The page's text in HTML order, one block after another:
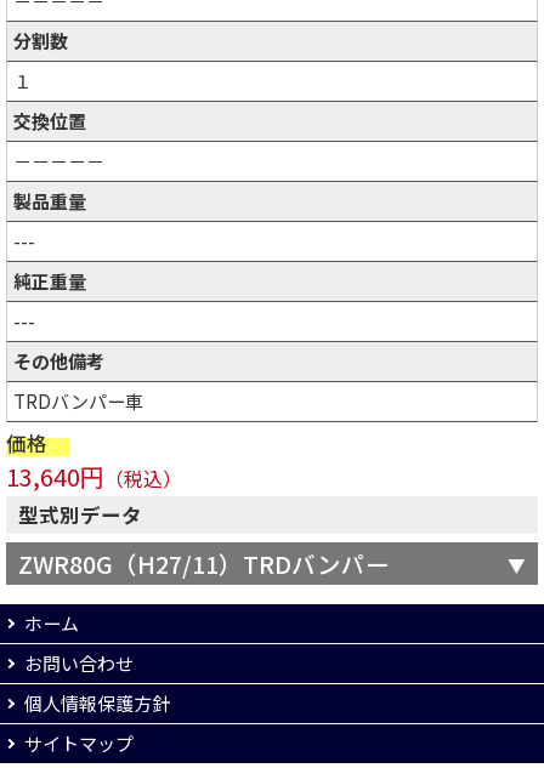
分割数
１
交換位置
－－－－－
製品重量
---
純正重量
---
その他備考
TRDバンパー車
価格
13,640円 （税込）
型式別データ
ZWR80G（H27/11）TRDバンパー
ホーム
お問い合わせ
個人情報保護方針
サイトマップ